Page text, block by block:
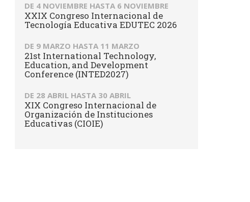
DE 4 NOVIEMBRE HASTA 6 NOVIEMBRE
XXIX Congreso Internacional de
Tecnología Educativa EDUTEC 2026
DE 9 MARZO HASTA 11 MARZO
21st International Technology,
Education, and Development
Conference (INTED2027)
DE 28 ABRIL HASTA 30 ABRIL
XIX Congreso Internacional de
Organización de Instituciones
Educativas (CIOIE)